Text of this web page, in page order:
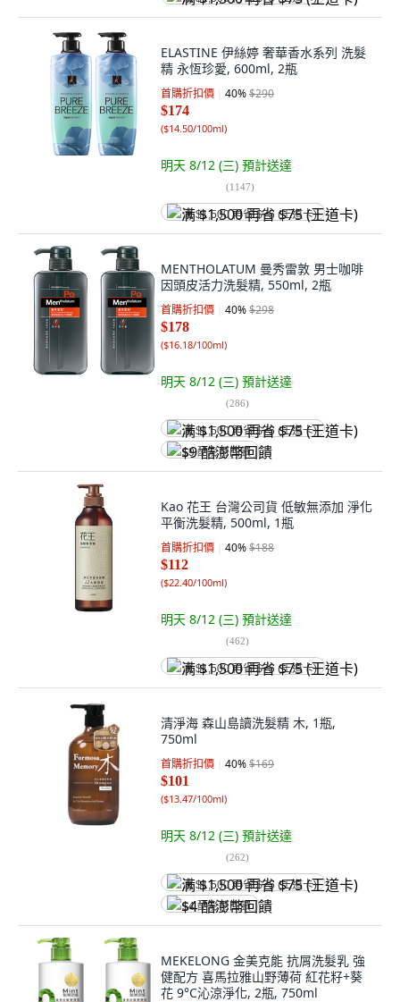
ELASTINE 伊絲婷 奢華香水系列 洗髮
精 永恆珍愛, 600ml, 2瓶
首購折扣價 40%$290
$174
($14.50/100ml)
明天 8/12 (三) 預計送達
(1147)
满 $1,500 再省 $75 (王道卡)
MENTHOLATUM 曼秀雷敦 男士咖啡
因頭皮活力洗髮精, 550ml, 2瓶
首購折扣價 40%$298
$178
($16.18/100ml)
明天 8/12 (三) 預計送達
(286)
满 $1,500 再省 $75 (王道卡)
$9 酷澎幣回饋
Kao 花王 台灣公司貨 低敏無添加 淨化
平衡洗髮精, 500ml, 1瓶
首購折扣價 40%$188
$112
($22.40/100ml)
明天 8/12 (三) 預計送達
(462)
满 $1,500 再省 $75 (王道卡)
清淨海 森山島讀洗髮精 木, 1瓶,
750ml
首購折扣價 40%$169
$101
($13.47/100ml)
明天 8/12 (三) 預計送達
(262)
满 $1,500 再省 $75 (王道卡)
$4 酷澎幣回饋
MEKELONG 金美克能 抗屑洗髮乳 強
健配方 喜馬拉雅山野薄荷 紅花籽+葵
花 9°C沁涼淨化, 2瓶, 750ml